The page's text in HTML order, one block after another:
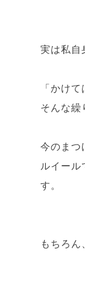
実は私自
「かけ
そんな繰
今のまつ
ルイール
す。
もちろん